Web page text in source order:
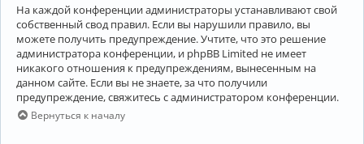
На каждой конференции администраторы устанавливают свой
собственный свод правил. Если вы нарушили правило, вы
можете получить предупреждение. Учтите, что это решение
администратора конференции, и phpBB Limited не имеет
никакого отношения к предупреждениям, вынесенным на
данном сайте. Если вы не знаете, за что получили
предупреждение, свяжитесь с администратором конференции.
Вернуться к началу